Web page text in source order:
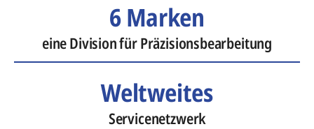
6 Marken
eine Division für Präzisionsbearbeitung
Weltweites
Servicenetzwerk